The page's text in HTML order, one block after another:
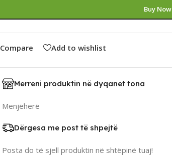
Buy Now
Compare Add to wishlist
Merreni produktin në dyqanet tona
Menjëherë
Dërgesa me post të shpejtë
Posta do të sjell produktin në shtëpinë tuaj!